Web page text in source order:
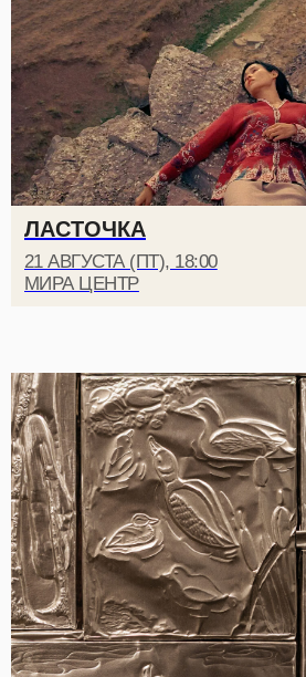
ЛАСТОЧКА
21 АВГУСТА (ПТ), 18:00
МИРА ЦЕНТР